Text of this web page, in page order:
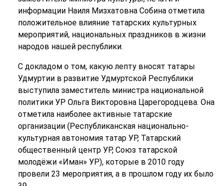
информации Наиля Мизхатовна Собина отметила
положительное влияние татарских культурных
мероприятий, национальных праздников в жизни
народов нашей республики.
С докладом о том, какую лепту вносят татары
Удмуртии в развитие Удмуртской Республики
выступила заместитель министра национальной
политики УР Ольга Викторовна Царегородцева. Она
отметила наиболее активные татарские
организации (Республиканская национально-
культурная автономия татар УР, Татарский
общественный центр УР, Союз татарской
молодёжи «Иман» УР), которые в 2010 году
провели 23 мероприятия, а в прошлом году их было